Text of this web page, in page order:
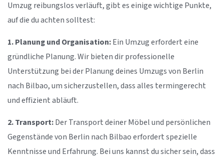
Umzug reibungslos verläuft, gibt es einige wichtige Punkte,
auf die du achten solltest:
1. Planung und Organisation:Ein Umzug erfordert eine
gründliche Planung. Wir bieten dir professionelle
Unterstützung bei der Planung deines Umzugs von Berlin
nach Bilbao, um sicherzustellen, dass alles termingerecht
und effizient abläuft.
2. Transport:Der Transport deiner Möbel und persönlichen
Gegenstände von Berlin nach Bilbao erfordert spezielle
Kenntnisse und Erfahrung. Bei uns kannst du sicher sein, dass